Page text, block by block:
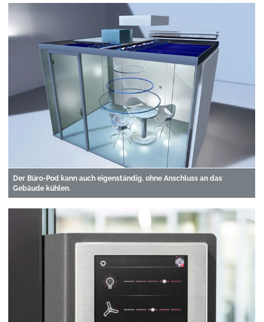
Der Büro-Pod kann auch eigenständig, ohne Anschluss an das
Gebäude kühlen.